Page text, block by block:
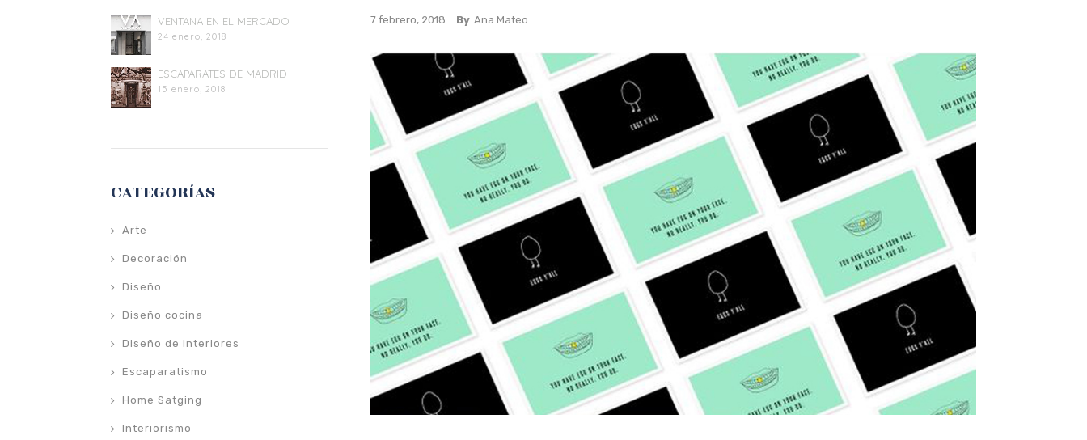
VENTANA EN EL MERCADO
24 enero, 2018
ESCAPARATES DE MADRID
15 enero, 2018
CATEGORÍAS
Arte
Decoración
Diseño
Diseño cocina
Diseño de Interiores
Escaparatismo
Home Satging
Interiorismo
7 febrero, 2018 By Ana Mateo